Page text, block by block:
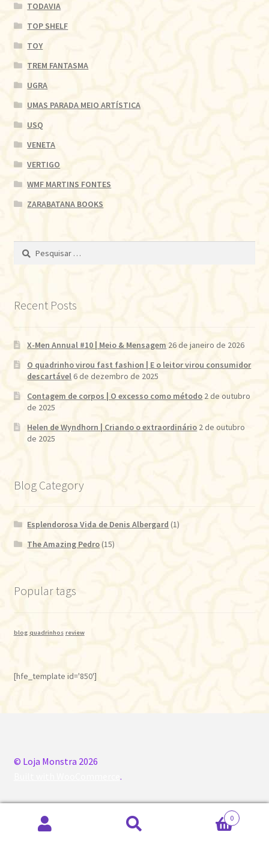
TODAVIA
TOP SHELF
TOY
TREM FANTASMA
UGRA
UMAS PARADA MEIO ARTÍSTICA
USQ
VENETA
VERTIGO
WMF MARTINS FONTES
ZARABATANA BOOKS
Pesquisar
Recent Posts
X-Men Annual #10 | Meio & Mensagem 26 de janeiro de 2026
O quadrinho virou fast fashion | E o leitor virou consumidor
descartável 6 de dezembro de 2025
Contagem de corpos | O excesso como método 2 de outubro
de 2025
Helen de Wyndhorn | Criando o extraordinário 2 de outubro
de 2025
Blog Category
Esplendorosa Vida de Denis Albergard (1)
The Amazing Pedro(15)
Popular tags
blog quadrinhos review
[hfe_template id='850']
© Loja Monstra 2026
.
Pesquisar
Pesquisar
0